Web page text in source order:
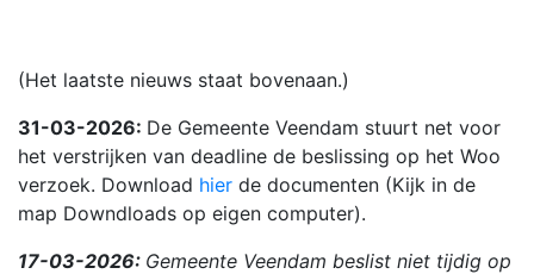
(Het laatste nieuws staat bovenaan.)
31-03-2026: De Gemeente Veendam stuurt net voor
het verstrijken van deadline de beslissing op het Woo
verzoek. Download hier de documenten (Kijk in de
map Downdloads op eigen computer).
17-03-2026: Gemeente Veendam beslist niet tijdig op